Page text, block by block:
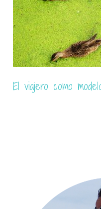
Irlanda y sus